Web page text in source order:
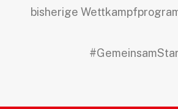
bisherige